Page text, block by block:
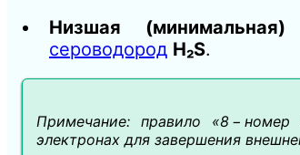
Низшая
сероводород H₂S.
Примечание: правило «8 − номер
электронах для завершения